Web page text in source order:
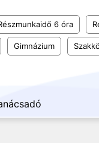
6 óra
Gimnázium